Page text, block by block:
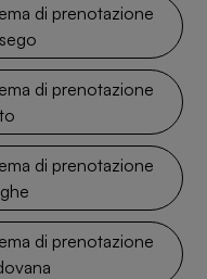
di prenotazione
di prenotazione
di prenotazione
di prenotazione